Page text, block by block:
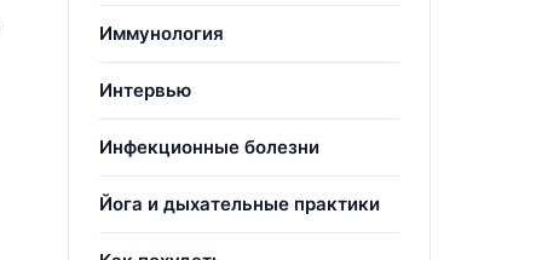
Иммунология
Интервью
Инфекционные болезни
Йога и дыхательные практики